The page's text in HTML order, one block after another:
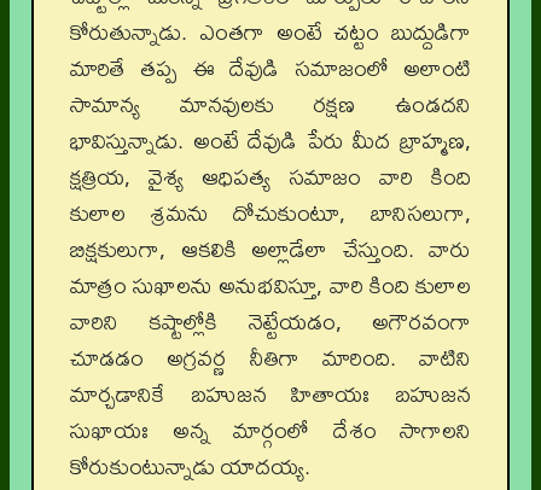
కోరుతున్నాడు. ఎంతగా అంటే చట్టం బుద్దుడిగా
మారితే తప్ప ఈ దేవుడి సమాజంలో అలాంటి
సామాన్య మానవులకు రక్షణ ఉండదని
భావిస్తున్నాడు. అంటే దేవుడి పేరు మీద బ్రాహ్మణ,
క్షత్రియ, వైశ్య ఆధిపత్య సమాజం వారి కింది
కులాల శ్రమను దోచుకుంటూ, బానిసలుగా,
బిక్షకులుగా, ఆకలికి అల్లాడేలా చేస్తుంది. వారు
మాత్రం సుఖాలను అనుభవిస్తూ, వారి కింది కులాల
వారిని కష్టాల్లోకి నెట్టేయడం, అగౌరవంగా
చూడడం అగ్రవర్ణ నీతిగా మారింది. వాటిని
మార్చడానికే బహుజన హితాయః బహుజన
సుఖాయః అన్న మార్గంలో దేశం సాగాలని
కోరుకుంటున్నాడు యాదయ్య.